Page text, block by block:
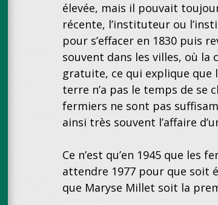
élevée, mais il pouvait
récente, l’instituteur ou
pour s’effacer en 1830 puis
souvent dans les villes, où
gratuite, ce qui explique
terre n’a pas le temps de se
fermiers ne sont pas
ainsi très souvent l’affaire
Ce n’est qu’en 1945 que
attendre 1977 pour que soit
que Maryse Millet soit la